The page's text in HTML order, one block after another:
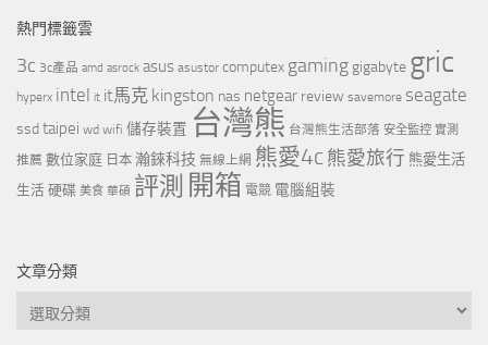
熱門標籤雲
3c 3c產品 amd asrock asus asustor computex gaming gigabyte gric
hyperx intel it it馬克 kingston nas netgear review savemore seagate
ssdtaipei wd wifi 儲存裝置 台灣熊 台灣熊生活部落 安全監控 實測
推薦 數位家庭 日本 瀚錸科技 無線上網 熊愛4c 熊愛旅行 熊愛生活
生活 硬碟 美食 華碩 評測 開箱 電競 電腦組裝
文章分類
文